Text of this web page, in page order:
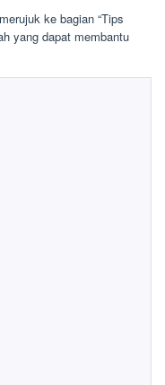
ke bagian “Tips
yang dapat membantu